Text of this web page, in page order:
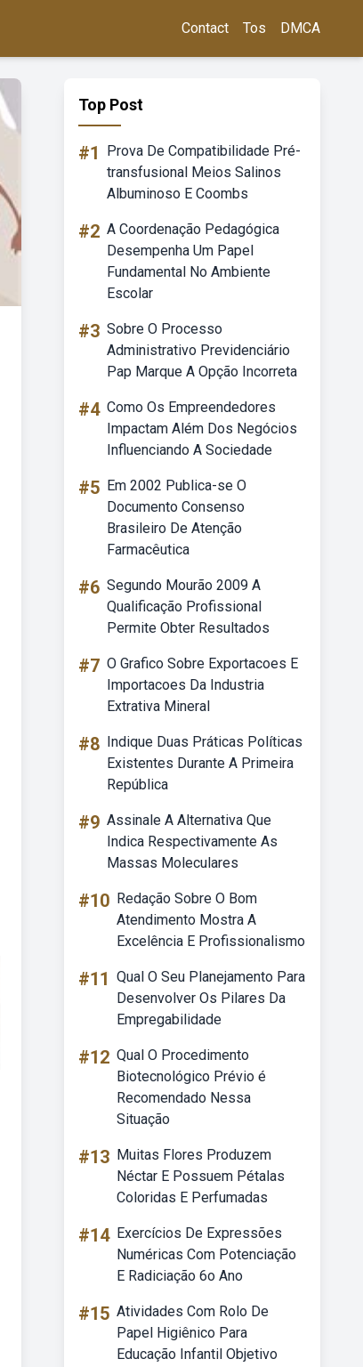
Contact Tos DMCA
Top Post
#1
Prova De Compatibilidade Pré-
transfusional Meios Salinos
Albuminoso E Coombs
#2 A Coordenação Pedagógica
Desempenha Um Papel
Fundamental No Ambiente
Escolar
#3 Sobre O Processo
Administrativo Previdenciário
Pap Marque A Opção Incorreta
#4 Como Os Empreendedores
Impactam Além Dos Negócios
Influenciando A Sociedade
#5 Em 2002 Publica-se O
Documento Consenso
Brasileiro De Atenção
Farmacêutica
#6 Segundo Mourão 2009 A
Qualificação Profissional
Permite Obter Resultados
#7 O Grafico Sobre Exportacoes E
Importacoes Da Industria
Extrativa Mineral
#8 Indique Duas Práticas Políticas
Existentes Durante A Primeira
República
#9 Assinale A Alternativa Que
Indica Respectivamente As
Massas Moleculares
#10 Redação Sobre O Bom
Atendimento Mostra A
Excelência E Profissionalismo
#11 Qual O Seu Planejamento Para
Desenvolver Os Pilares Da
Empregabilidade
#12 Qual O Procedimento
Biotecnológico Prévio é
Recomendado Nessa
Situação
#13 Muitas Flores Produzem
Néctar E Possuem Pétalas
Coloridas E Perfumadas
#14 Exercícios De Expressões
Numéricas Com Potenciação
E Radiciação 6o Ano
#15 Atividades Com Rolo De
Papel Higiênico Para
Educação Infantil Objetivo